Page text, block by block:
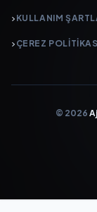
KULLANIM
ÇEREZ
© 2026